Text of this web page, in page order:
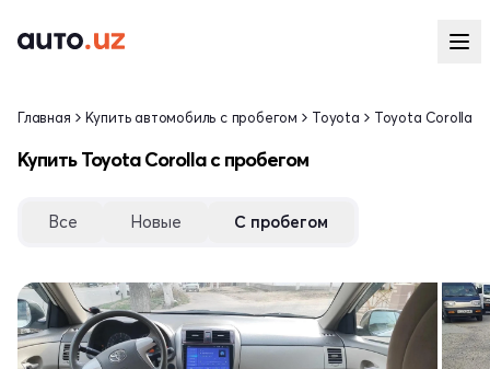
Главная Купить автомобиль с пробегом Toyota Toyota Corolla
Купить Toyota Corolla с пробегом
Все Новые С пробегом